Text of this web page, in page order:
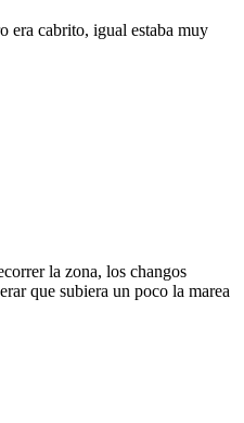
era cabrito, igual estaba muy
la zona, los changos
que subiera un poco la marea